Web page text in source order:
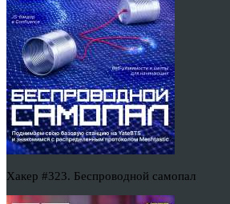
Хакер #323. Беспроводной самопал